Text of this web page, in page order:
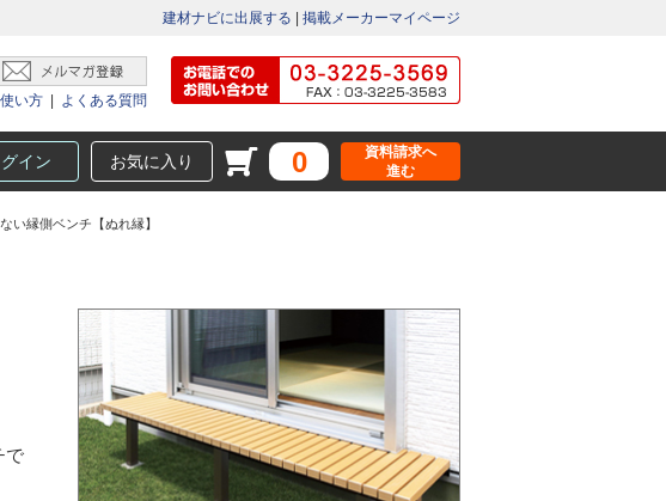
建材ナビに出展する 掲載メーカーマイページ
い方 よくある質問
イン お気に入り 0
資料請求へ
進む
い縁側ベンチ【ぬれ縁】
で